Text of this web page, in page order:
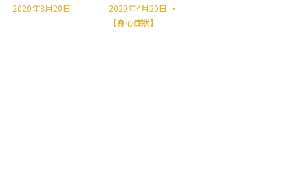
2020年8月20日 2020年4月20日 ·
【身心症狀】